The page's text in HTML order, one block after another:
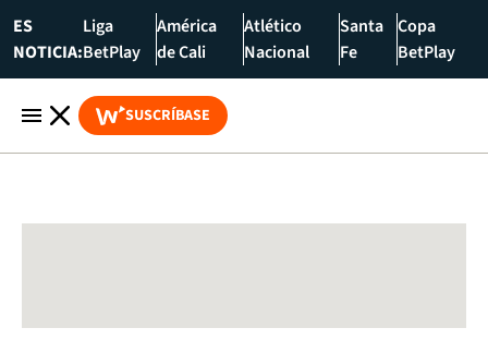
ES
NOTICIA:
Liga
BetPlay
América
de Cali
Atlético
Nacional
Santa
Fe
Copa
BetPlay
SUSCRÍBASE